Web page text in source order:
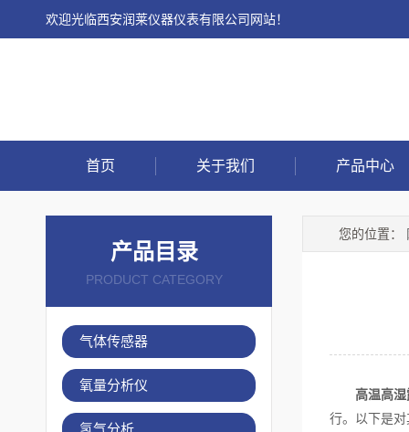
欢迎光临西安润莱仪器仪表有限公司网站！
首页 关于我们 产品中心
产品目录
PRODUCT CATEGORY
气体传感器
氧量分析仪
氢气分析
您的位置：
高温高
行。以下是